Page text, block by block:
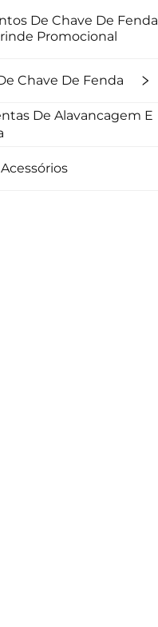
De Chave De Fenda
Promocional
Chave De Fenda
De Alavancagem E